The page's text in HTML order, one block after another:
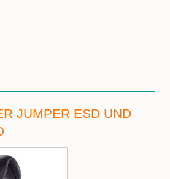
JUMPER ESD UND